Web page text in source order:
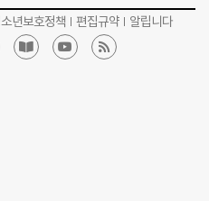
년보호정책 편집규약 알립니다